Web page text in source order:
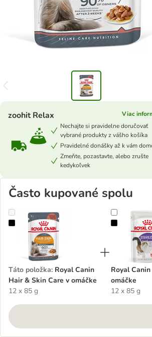
zoohit Relax
Viac
Nechajte si pravidelne doručovať
vybrané produkty z vášho košíka
Pravidelné donášky až k vám
Zmeňte, pozastavte, alebo zrušte
kedykoľvek
Často kupované spolu
Royal Canin Hair & Skin Care v omáčke
Táto položka: Royal Canin
Hair & Skin Care v omáčke
12 x 85 g
Royal
Royal
omáčke
12 x 85 g